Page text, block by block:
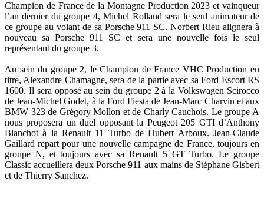
Champion de France de la Montagne Production 2023 et vainqueur
l’an dernier du groupe 4, Michel Rolland sera le seul animateur de
ce groupe au volant de sa Porsche 911 SC. Norbert Rieu alignera à
nouveau sa Porsche 911 SC et sera une nouvelle fois le seul
représentant du groupe 3.
Au sein du groupe 2, le Champion de France VHC Production en
titre, Alexandre Chamagne, sera de la partie avec sa Ford Escort RS
1600. Il sera opposé au sein du groupe 2 à la Volkswagen Scirocco
de Jean-Michel Godet, à la Ford Fiesta de Jean-Marc Charvin et aux
BMW 323 de Grégory Mollon et de Charly Cauchois. Le groupe A
nous proposera un duel opposant la Peugeot 205 GTI d’Anthony
Blanchot à la Renault 11 Turbo de Hubert Arboux. Jean-Claude
Gaillard repart pour une nouvelle campagne de France, toujours en
groupe N, et toujours avec sa Renault 5 GT Turbo. Le groupe
Classic accueillera deux Porsche 911 aux mains de Stéphane Gisbert
et de Thierry Sanchez.